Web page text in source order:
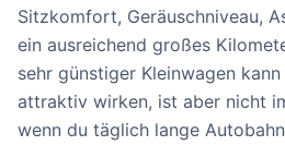
Sitzkomfort, Geräuschniveau,
ein ausreichend großes
sehr günstiger Kleinwagen
attraktiv wirken, ist aber nicht
wenn du täglich lange